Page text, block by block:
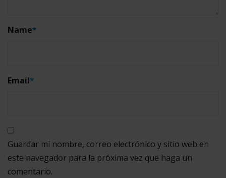
Name*
Email*
Guardar mi nombre, correo electrónico y sitio web en
este navegador para la próxima vez que haga un
comentario.